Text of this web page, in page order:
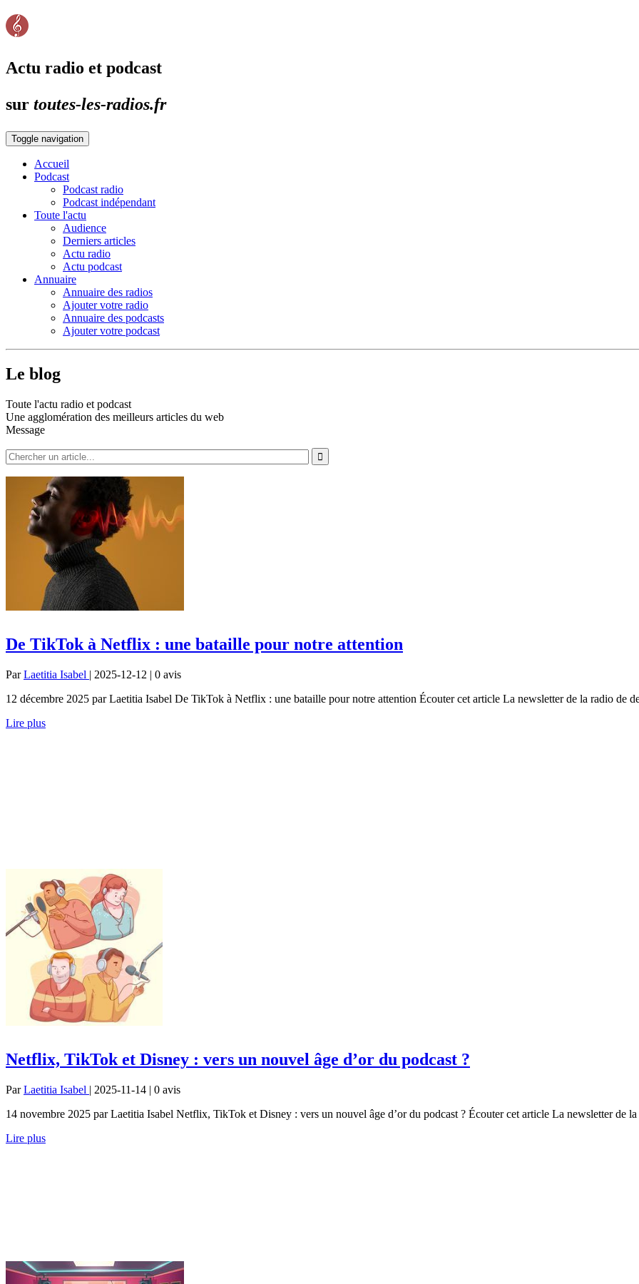
Actu radio et podcast
sur toutes-les-radios.fr
Toggle navigation
Accueil
Podcast
Podcast radio
Podcast indépendant
Toute l'actu
Audience
Derniers articles
Actu radio
Actu podcast
Annuaire
Annuaire des radios
Ajouter votre radio
Annuaire des podcasts
Ajouter votre podcast
Le blog
Toute l'actu radio et podcast
Une agglomération des meilleurs articles du web
Message
De TikTok à Netflix : une bataille pour notre attention
ParLaetitia Isabel | 2025-12-12 | 0 avis
12 décembre 2025 par Laetitia Isabel De TikTok à Netflix : une bataille pour notre attention Écouter cet article La newsletter de la radio de
Lire plus
Netflix, TikTok et Disney : vers un nouvel âge d’or du podcast ?
ParLaetitia Isabel | 2025-11-14 | 0 avis
14 novembre 2025 par Laetitia Isabel Netflix, TikTok et Disney : vers un nouvel âge d’or du podcast ? Écouter cet article La newsletter de
Lire plus